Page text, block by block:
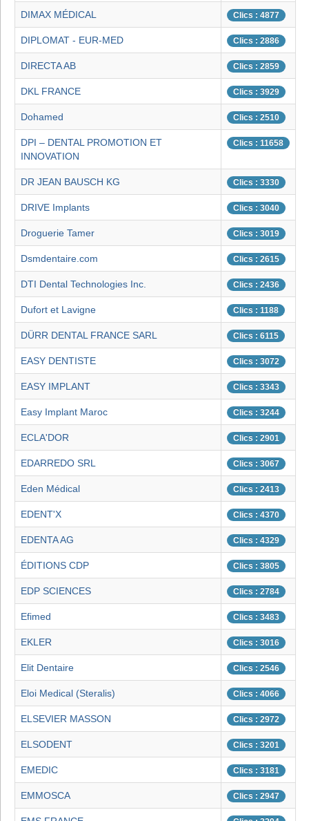
DIMAX MÉDICAL Clics : 4877
DIPLOMAT - EUR-MED Clics : 2886
DIRECTA AB Clics : 2859
DKL FRANCE Clics : 3929
Dohamed Clics : 2510
DPI – DENTAL PROMOTION ET
INNOVATION
Clics : 11658
DR JEAN BAUSCH KG Clics : 3330
DRIVE Implants Clics : 3040
Droguerie Tamer Clics : 3019
Dsmdentaire.com Clics : 2615
DTI Dental Technologies Inc. Clics : 2436
Dufort et Lavigne Clics : 1188
DÜRR DENTAL FRANCE SARL Clics : 6115
EASY DENTISTE Clics : 3072
EASY IMPLANT Clics : 3343
Easy Implant Maroc Clics : 3244
ECLA'DOR Clics : 2901
EDARREDO SRL Clics : 3067
Eden Médical Clics : 2413
EDENT'X Clics : 4370
EDENTA AG Clics : 4329
ÉDITIONS CDP Clics : 3805
EDP SCIENCES Clics : 2784
Efimed Clics : 3483
EKLER Clics : 3016
Elit Dentaire Clics : 2546
Eloi Medical (Steralis) Clics : 4066
ELSEVIER MASSON Clics : 2972
ELSODENT Clics : 3201
EMEDIC Clics : 3181
EMMOSCA Clics : 2947